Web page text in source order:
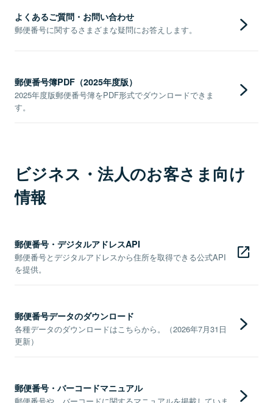
よくあるご質問・お問い合わせ
郵便番号に関するさまざまな疑問にお答えします。
郵便番号簿PDF（2025年度版）
2025年度版郵便番号簿をPDF形式でダウンロードできま
す。
ビジネス・法人のお客さま向け
情報
郵便番号・デジタルアドレスAPI
郵便番号とデジタルアドレスから住所を取得できる公式API
を提供。
郵便番号データのダウンロード
各種データのダウンロードはこちらから。（2026年7月31日
更新）
郵便番号・バーコードマニュアル